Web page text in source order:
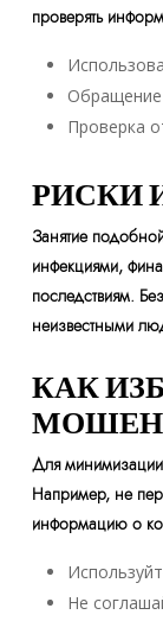
проверять
Обращение
Проверка
РИСКИ
Занятие
инфекциями,
последствиям.
неизвестными
КАК
Для
Например, не
информацию о
Не